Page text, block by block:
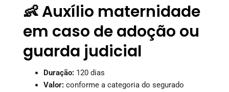
👶 Auxílio maternidade
em caso de adoção ou
guarda judicial
Duração: 120 dias
Valor: conforme a categoria do segurado